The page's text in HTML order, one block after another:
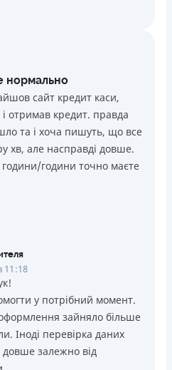
нормально
сайт кредит каси,
отримав кредит. правда
та і хоча пишуть, що все
хв, але насправді довше.
години точно маєте
11:18
у потрібний момент.
зайняло більше
Іноді перевірка даних
залежно від